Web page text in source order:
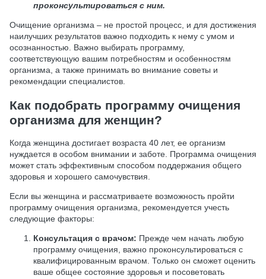
проконсультироваться с ним.
Очищение организма – не простой процесс, и для достижения
наилучших результатов важно подходить к нему с умом и
осознанностью. Важно выбирать программу,
соответствующую вашим потребностям и особенностям
организма, а также принимать во внимание советы и
рекомендации специалистов.
Как подобрать программу очищения
организма для женщин?
Когда женщина достигает возраста 40 лет, ее организм
нуждается в особом внимании и заботе. Программа очищения
может стать эффективным способом поддержания общего
здоровья и хорошего самочувствия.
Если вы женщина и рассматриваете возможность пройти
программу очищения организма, рекомендуется учесть
следующие факторы:
Консультация с врачом: Прежде чем начать любую
программу очищения, важно проконсультироваться с
квалифицированным врачом. Только он сможет оценить
ваше общее состояние здоровья и посоветовать